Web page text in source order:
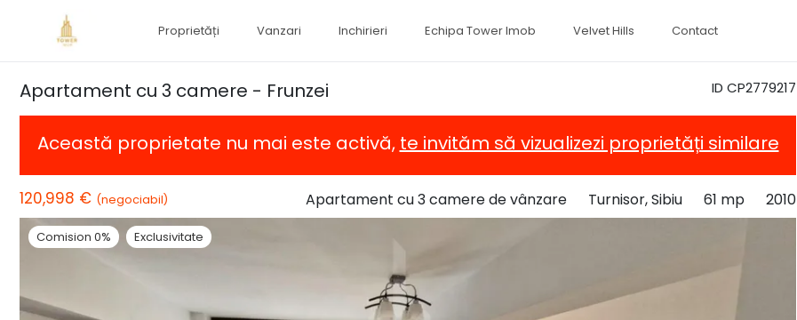
Proprietăți Vanzari Inchirieri Echipa Tower Imob Velvet Hills Contact
ID CP2779217
Apartament cu 3 camere - Frunzei
Această proprietate nu mai este activă, te invităm să vizualizezi proprietăți similare
120,998 € (negociabil) Apartament cu 3 camere de vânzare Turnisor, Sibiu 61 mp 2010
Comision 0% Exclusivitate